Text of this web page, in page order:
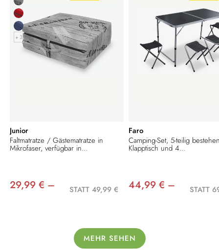
+ 3
Junior
Faltmatratze / Gästematratze in
Mikrofaser, verfügbar in...
29,99 € – STATT 49,99 €
Faro
Camping-Set, 5-teilig
Klapptisch und 4...
44,99 € – STATT
MEHR SEHEN